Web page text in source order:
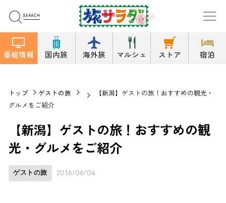
番組情報 国内旅 海外旅 マルシェ ストア 宿泊
トップ ゲストの旅
【新潟】ゲストの旅！おすすめの観光・
グルメをご紹介
【新潟】ゲストの旅！おすすめの観
光・グルメをご紹介
ゲストの旅 2016/06/04